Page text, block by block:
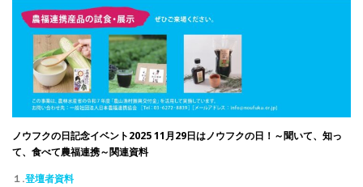
ノウフクの日記念イベント2025 11月29日はノウフクの日！～聞いて、知っ
て、食べて農福連携～関連資料
１.登壇者資料